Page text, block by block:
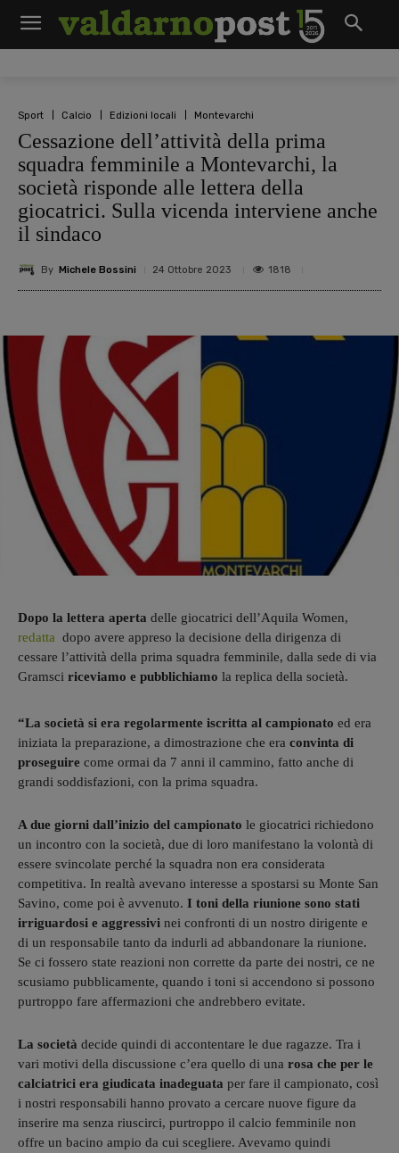
Sport Calcio Edizioni locali Montevarchi
Cessazione dell’attività della prima
squadra femminile a Montevarchi, la
società risponde alle lettera della
giocatrici. Sulla vicenda interviene anche
il sindaco
By Michele Bossini 24 Ottobre 2023 1818
Dopo la lettera aperta delle giocatrici dell’Aquila Women,
redatta dopo avere appreso la decisione della dirigenza di
cessare l’attività della prima squadra femminile, dalla sede di via
Gramsci riceviamo e pubblichiamo la replica della società.
“La società si era regolarmente iscritta al campionato ed era
iniziata la preparazione, a dimostrazione che era convinta di
proseguire come ormai da 7 anni il cammino, fatto anche di
grandi soddisfazioni, con la prima squadra.
A due giorni dall’inizio del campionato le giocatrici richiedono
un incontro con la società, due di loro manifestano la volontà di
essere svincolate perché la squadra non era considerata
competitiva. In realtà avevano interesse a spostarsi su Monte San
Savino, come poi è avvenuto. I toni della riunione sono stati
irriguardosi e aggressivi nei confronti di un nostro dirigente e
di un responsabile tanto da indurli ad abbandonare la riunione.
Se ci fossero state reazioni non corrette da parte dei nostri, ce ne
scusiamo pubblicamente, quando i toni si accendono si possono
purtroppo fare affermazioni che andrebbero evitate.
La società decide quindi di accontentare le due ragazze. Tra i
vari motivi della discussione c’era quello di una rosa che per le
calciatrici era giudicata inadeguata per fare il campionato, così
i nostri responsabili hanno provato a cercare nuove figure da
inserire ma senza riuscirci, purtroppo il calcio femminile non
offre un bacino ampio da cui scegliere. Avevamo quindi